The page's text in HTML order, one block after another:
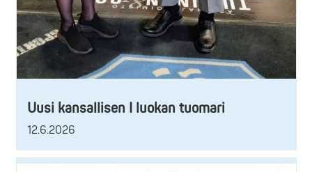
Uusi kansallisen I luokan tuomari
12.6.2026